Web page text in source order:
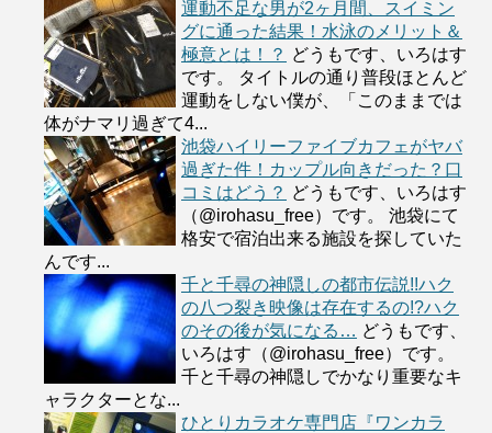
運動不足な男が2ヶ月間、スイミン
グに通った結果！水泳のメリット＆
極意とは！？ どうもです、いろはす
です。 タイトルの通り普段ほとんど
運動をしない僕が、「このままでは
体がナマリ過ぎて4...
池袋ハイリーファイブカフェがヤバ
過ぎた件！カップル向きだった？口
コミはどう？ どうもです、いろはす
（@irohasu_free）です。 池袋にて
格安で宿泊出来る施設を探していた
んです...
千と千尋の神隠しの都市伝説!!ハク
の八つ裂き映像は存在するの!?ハク
のその後が気になる… どうもです、
いろはす（@irohasu_free）です。
千と千尋の神隠しでかなり重要なキ
ャラクターとな...
ひとりカラオケ専門店『ワンカラ